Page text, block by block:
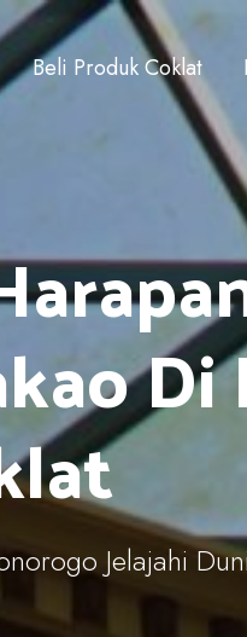
Beli Produk Coklat
Jelajahi